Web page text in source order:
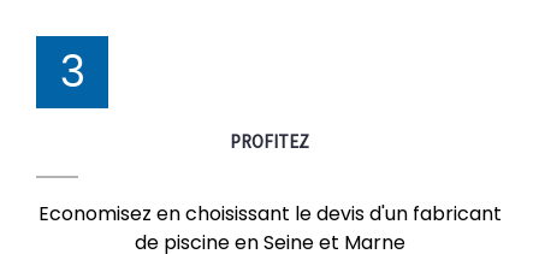
3
PROFITEZ
Economisez en choisissant le devis d'un fabricant
de piscine en Seine et Marne